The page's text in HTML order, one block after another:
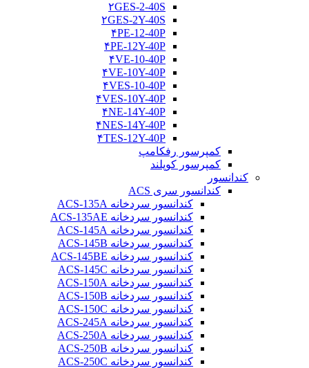
۲GES-2-40S
۲GES-2Y-40S
۴PE-12-40P
۴PE-12Y-40P
۴VE-10-40P
۴VE-10Y-40P
۴VES-10-40P
۴VES-10Y-40P
۴NE-14Y-40P
۴NES-14Y-40P
۴TES-12Y-40P
کمپرسور رفکامپ
کمپرسور کوپلند
کندانسور
کندانسور سری ACS
کندانسور سردخانه ACS-135A
کندانسور سردخانه ACS-135AE
کندانسور سردخانه ACS-145A
کندانسور سردخانه ACS-145B
کندانسور سردخانه ACS-145BE
کندانسور سردخانه ACS-145C
کندانسور سردخانه ACS-150A
کندانسور سردخانه ACS-150B
کندانسور سردخانه ACS-150C
کندانسور سردخانه ACS-245A
کندانسور سردخانه ACS-250A
کندانسور سردخانه ACS-250B
کندانسور سردخانه ACS-250C